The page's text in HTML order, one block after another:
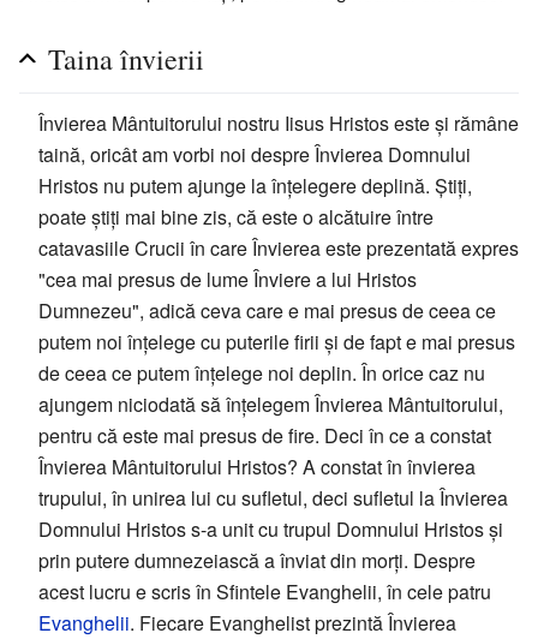
Taina învierii
Învierea Mântuitorului nostru Iisus Hristos este și rămâne
taină, oricât am vorbi noi despre Învierea Domnului
Hristos nu putem ajunge la înțelegere deplină. Ştiți,
poate știți mai bine zis, că este o alcătuire între
catavasiile Crucii în care Învierea este prezentată expres
"cea mai presus de lume Înviere a lui Hristos
Dumnezeu", adică ceva care e mai presus de ceea ce
putem noi înțelege cu puterile firii și de fapt e mai presus
de ceea ce putem înțelege noi deplin. În orice caz nu
ajungem niciodată să înțelegem Învierea Mântuitorului,
pentru că este mai presus de fire. Deci în ce a constat
Învierea Mântuitorului Hristos? A constat în învierea
trupului, în unirea lui cu sufletul, deci sufletul la Învierea
Domnului Hristos s-a unit cu trupul Domnului Hristos și
prin putere dumnezeiască a înviat din morți. Despre
acest lucru e scris în Sfintele Evanghelii, în cele patru
Evanghelii. Fiecare Evanghelist prezintă Învierea